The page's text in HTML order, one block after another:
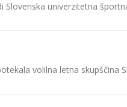
univerzitetna
volilna letna